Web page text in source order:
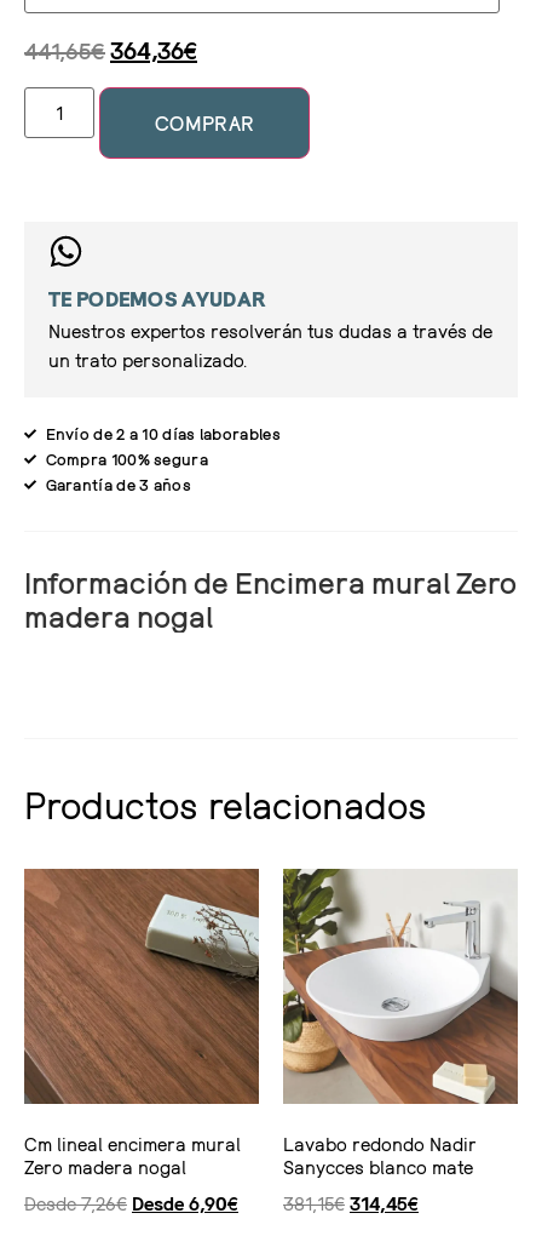
441,65€364,36€
COMPRAR
TE PODEMOS AYUDAR
Nuestros expertos resolverán tus dudas a través de
un trato personalizado.
Envío de 2 a 10 días laborables
Compra 100% segura
Garantía de 3 años
Información de Encimera mural Zero
madera nogal
Productos relacionados
Cm lineal encimera mural
Zero madera nogal
Desde7,26€ Desde 6,90€
Lavabo redondo Nadir
Sanycces blanco mate
381,15€ 314,45€